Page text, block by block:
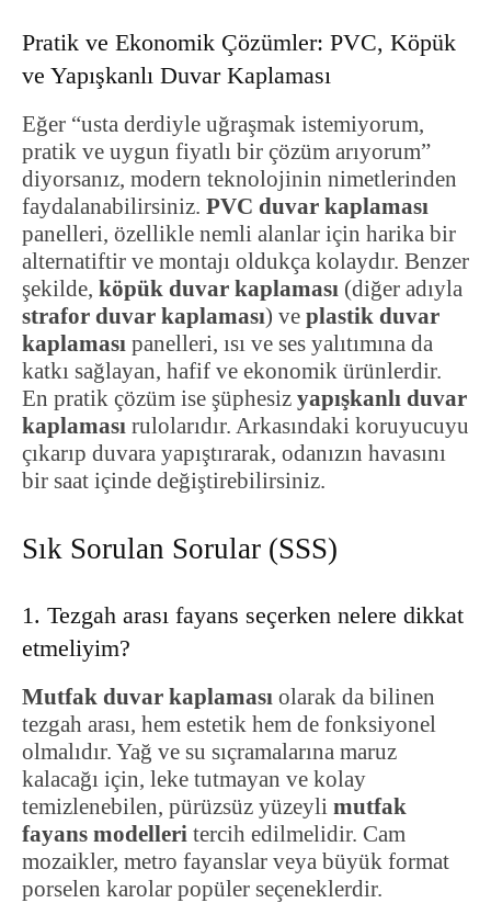
Pratik ve Ekonomik Çözümler: PVC, Köpük
ve Yapışkanlı Duvar Kaplaması
Eğer “usta derdiyle uğraşmak istemiyorum,
pratik ve uygun fiyatlı bir çözüm arıyorum”
diyorsanız, modern teknolojinin nimetlerinden
faydalanabilirsiniz. PVC duvar kaplaması
panelleri, özellikle nemli alanlar için harika bir
alternatiftir ve montajı oldukça kolaydır. Benzer
şekilde, köpük duvar kaplaması (diğer adıyla
strafor duvar kaplaması) ve plastik duvar
kaplaması panelleri, ısı ve ses yalıtımına da
katkı sağlayan, hafif ve ekonomik ürünlerdir.
En pratik çözüm ise şüphesiz yapışkanlı duvar
kaplaması rulolarıdır. Arkasındaki koruyucuyu
çıkarıp duvara yapıştırarak, odanızın havasını
bir saat içinde değiştirebilirsiniz.
Sık Sorulan Sorular (SSS)
1. Tezgah arası fayans seçerken nelere dikkat
etmeliyim?
Mutfak duvar kaplaması olarak da bilinen
tezgah arası, hem estetik hem de fonksiyonel
olmalıdır. Yağ ve su sıçramalarına maruz
kalacağı için, leke tutmayan ve kolay
temizlenebilen, pürüzsüz yüzeyli mutfak
fayans modelleri tercih edilmelidir. Cam
mozaikler, metro fayanslar veya büyük format
porselen karolar popüler seçeneklerdir.